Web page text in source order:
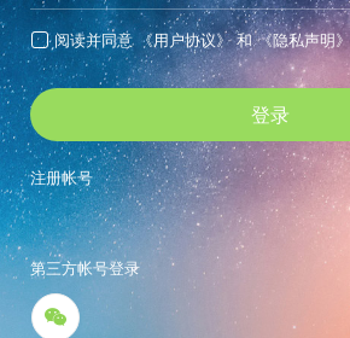
 阅读并同意 《用户协议》 和 《隐私声明》
登录
注册帐号
第三方帐号登录
